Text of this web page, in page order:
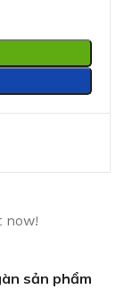
now!
sản phẩm